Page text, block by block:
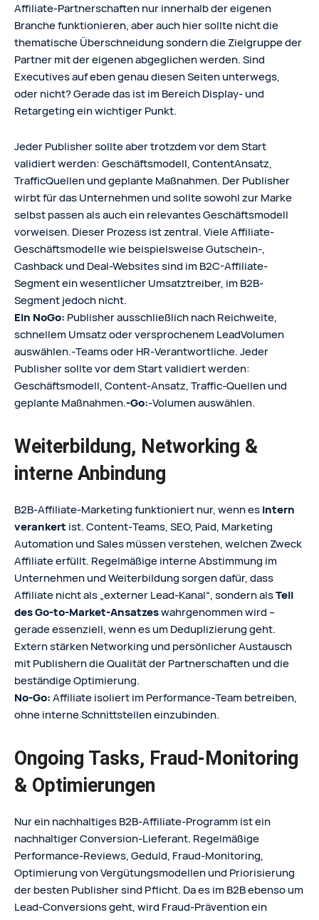
Affiliate-Partnerschaften nur innerhalb der eigenen
Branche funktionieren, aber auch hier sollte nicht die
thematische Überschneidung sondern die Zielgruppe der
Partner mit der eigenen abgeglichen werden. Sind
Executives auf eben genau diesen Seiten unterwegs,
oder nicht? Gerade das ist im Bereich Display- und
Retargeting ein wichtiger Punkt.
Jeder Publisher sollte aber trotzdem vor dem Start
validiert werden: Geschäftsmodell, ContentAnsatz,
TrafficQuellen und geplante Maßnahmen. Der Publisher
wirbt für das Unternehmen und sollte sowohl zur Marke
selbst passen als auch ein relevantes Geschäftsmodell
vorweisen. Dieser Prozess ist zentral. Viele Affiliate-
Geschäftsmodelle wie beispielsweise Gutschein-,
Cashback und Deal-Websites sind im B2C-Affiliate-
Segment ein wesentlicher Umsatztreiber, im B2B-
Segment jedoch nicht.
Ein NoGo: Publisher ausschließlich nach Reichweite,
schnellem Umsatz oder versprochenem LeadVolumen
auswählen.‑Teams oder HR‑Verantwortliche. Jeder
Publisher sollte vor dem Start validiert werden:
Geschäftsmodell, Content‑Ansatz, Traffic‑Quellen und
geplante Maßnahmen.‑Go:‑Volumen auswählen.
Weiterbildung, Networking &
interne Anbindung
B2B‑Affiliate‑Marketing funktioniert nur, wenn esintern
verankert ist. Content‑Teams, SEO, Paid, Marketing
Automation und Sales müssen verstehen, welchen Zweck
Affiliate erfüllt. Regelmäßige interne Abstimmung im
Unternehmen und Weiterbildung sorgen dafür, dass
Affiliate nicht als „externer Lead‑Kanal“, sondern alsTeil
des Go‑to‑Market‑Ansatzeswahrgenommen wird –
gerade essenziell, wenn es um Deduplizierung geht.
Extern stärken Networking und persönlicher Austausch
mit Publishern die Qualität der Partnerschaften und die
beständige Optimierung.
No‑Go:Affiliate isoliert im Performance‑Team betreiben,
ohne interne Schnittstellen einzubinden.
Ongoing Tasks, Fraud‑Monitoring
& Optimierungen
Nur ein nachhaltiges B2B‑Affiliate‑Programm ist ein
nachhaltiger Conversion-Lieferant. Regelmäßige
Performance‑Reviews, Geduld, Fraud‑Monitoring,
Optimierung von Vergütungsmodellen und Priorisierung
der besten Publisher sind Pflicht. Da es im B2B ebenso um
Lead-Conversions geht, wird Fraud‑Prävention ein